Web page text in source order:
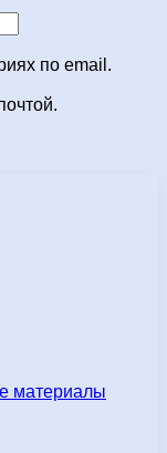
по email.
материалы